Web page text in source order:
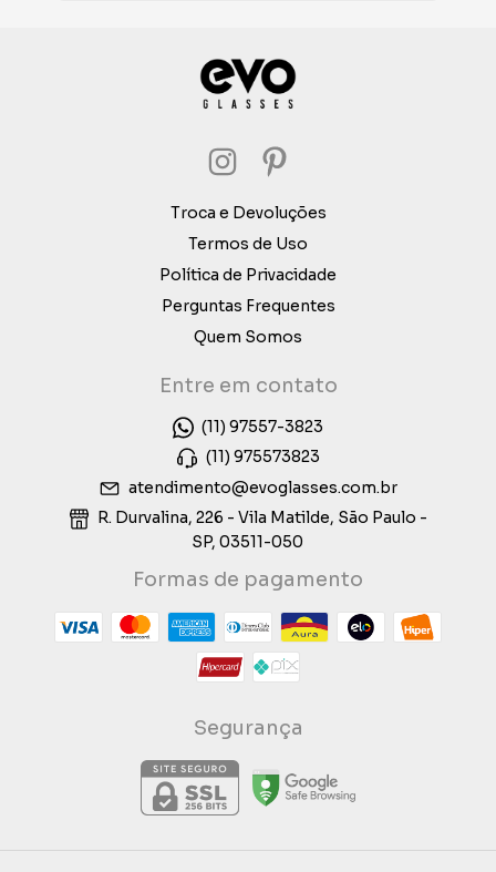
Troca e Devoluções
Termos de Uso
Política de Privacidade
Perguntas Frequentes
Quem Somos
Entre em contato
(11) 97557-3823
(11) 975573823
atendimento@evoglasses.com.br
R. Durvalina, 226 - Vila Matilde, São Paulo -
SP, 03511-050
Formas de pagamento
Segurança